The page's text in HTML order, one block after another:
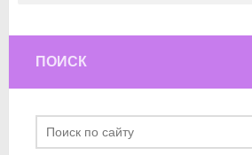
ПОИСК